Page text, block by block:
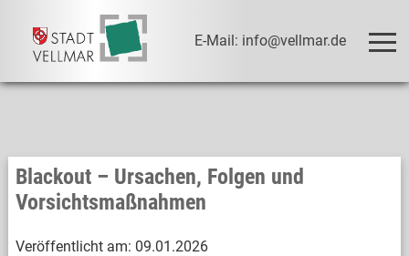
E-Mail: info@vellmar.de
Blackout – Ursachen, Folgen und
Vorsichtsmaßnahmen
Veröffentlicht am: 09.01.2026